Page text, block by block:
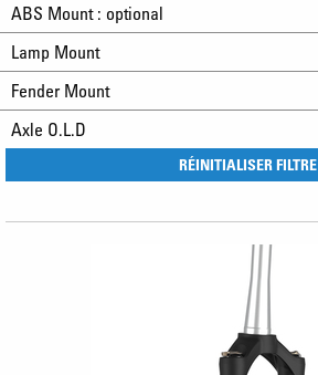
ABS Mount : optional
Lamp Mount
Fender Mount
Axle O.L.D
RÉINITIALISER FILTRE